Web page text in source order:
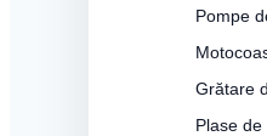
Pompe
Grătare
Plase